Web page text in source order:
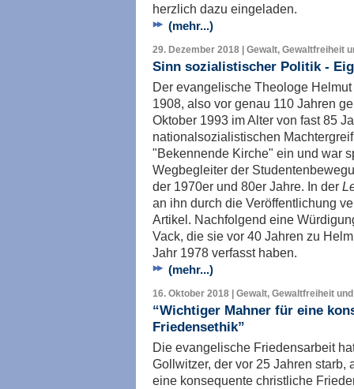
herzlich dazu eingeladen.
(mehr...)
29. Dezember 2018 | Gewalt, Gewaltfreiheit
Sinn sozialistischer Politik -
Der evangelische Theologe
1908, also vor genau 110 Jahren
Oktober 1993 im Alter von fast 85
nationalsozialistischen
"Bekennende Kirche" ein und war
Wegbegleiter der
der 1970er und 80er Jahre. In der
an ihn durch die Veröffentlichung
Artikel. Nachfolgend eine
Vack, die sie vor 40 Jahren zu
Jahr 1978 verfasst haben.
(mehr...)
16. Oktober 2018 | Gewalt, Gewaltfreiheit
“Wichtiger Mahner für eine
Friedensethik”
Die evangelische Friedensarbeit
Gollwitzer, der vor 25 Jahren starb,
eine konsequente christliche